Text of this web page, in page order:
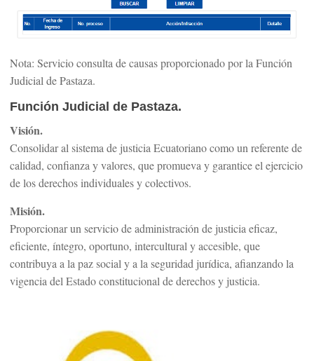
Nota: Servicio consulta de causas proporcionado por la Función
Judicial de Pastaza.
Función Judicial de Pastaza.
Visión.
Consolidar al sistema de justicia Ecuatoriano como un referente de
calidad, confianza y valores, que promueva y garantice el ejercicio
de los derechos individuales y colectivos.
Misión.
Proporcionar un servicio de administración de justicia eficaz,
eficiente, íntegro, oportuno, intercultural y accesible, que
contribuya a la paz social y a la seguridad jurídica, afianzando la
vigencia del Estado constitucional de derechos y justicia.